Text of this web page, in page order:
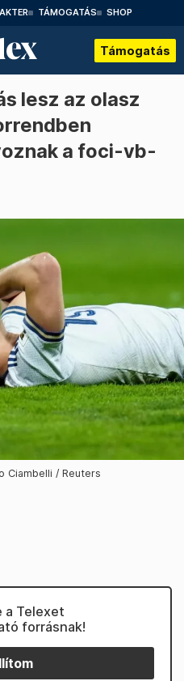
TÁMOGATÁS SHOP
Támogatás
lesz az olasz
a foci-vb-
Ciambelli / Reuters
a Telexet
forrásnak!